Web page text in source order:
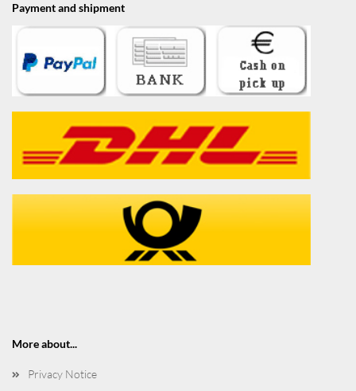
Payment and shipment
More about...
Privacy Notice